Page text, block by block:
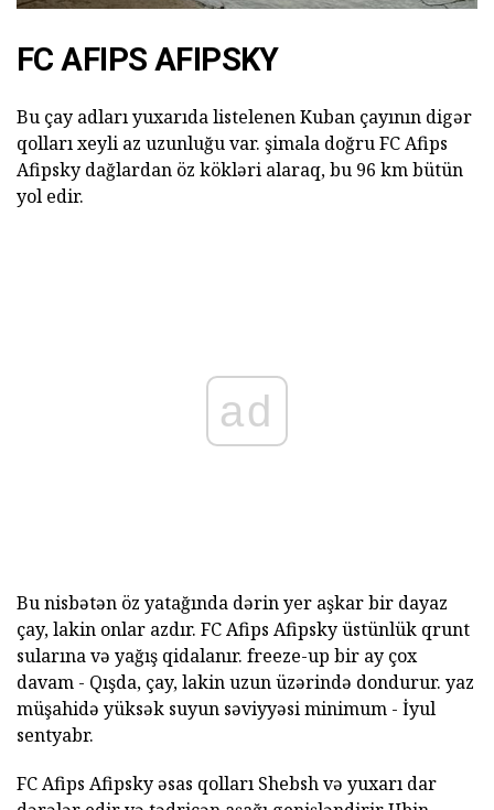
FC AFIPS AFIPSKY
Bu çay adları yuxarıda listelenen Kuban çayının digər
qolları xeyli az uzunluğu var. şimala doğru FC Afips
Afipsky dağlardan öz kökləri alaraq, bu 96 km bütün
yol edir.
ad
Bu nisbətən öz yatağında dərin yer aşkar bir dayaz
çay, lakin onlar azdır. FC Afips Afipsky üstünlük qrunt
sularına və yağış qidalanır. freeze-up bir ay çox
davam - Qışda, çay, lakin uzun üzərində dondurur. yaz
müşahidə yüksək suyun səviyyəsi minimum - İyul
sentyabr.
FC Afips Afipsky əsas qolları Shebsh və yuxarı dar